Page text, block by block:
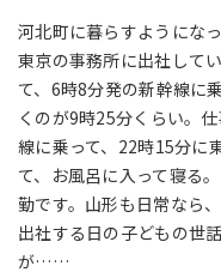
河北町に暮らすようにな
東京の事務所に出社して
て、6時8分発の新幹線に
くのが9時25分くらい。
線に乗って、22時15分に
て、お風呂に入って寝る
勤です。山形も日常なら
出社する日の子どもの世
が……